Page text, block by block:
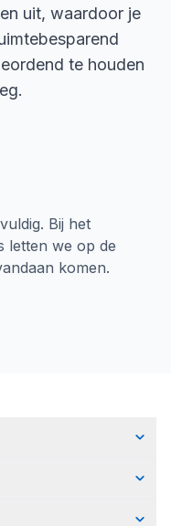
uit, waardoor je
te houden
Bij het
letten we op de
komen.